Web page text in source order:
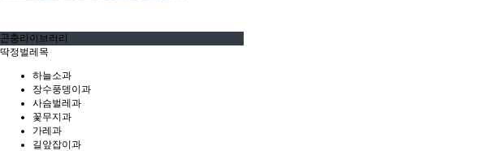
곤충라이브러리
딱정벌레목
하늘소과
장수풍뎅이과
사슴벌레과
꽃무지과
가레과
길앞잡이과